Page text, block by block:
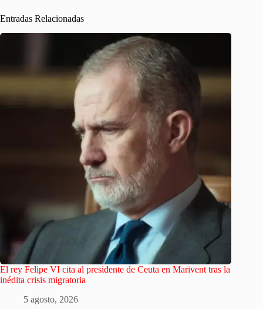
Entradas Relacionadas
El rey Felipe VI cita al presidente de Ceuta en Marivent tras la
inédita crisis migratoria
5 agosto, 2026